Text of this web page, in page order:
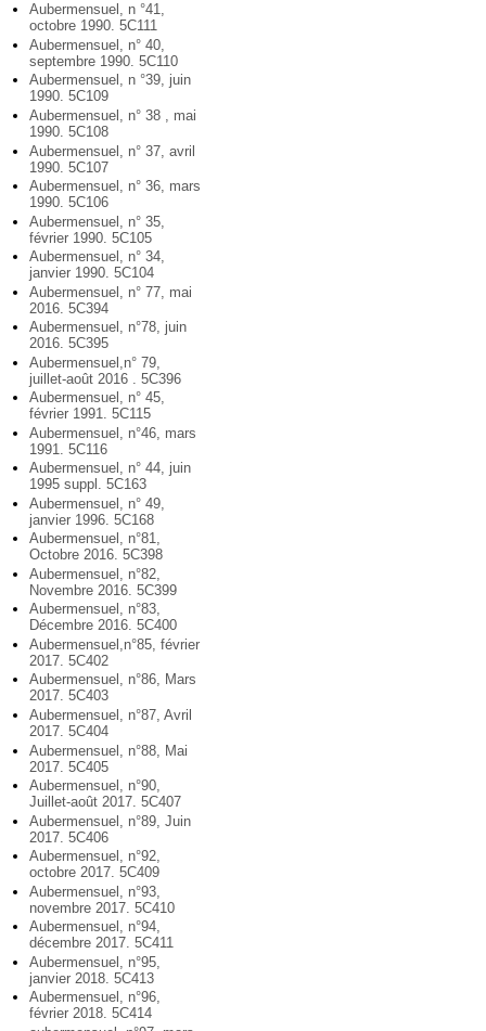
Aubermensuel, n °41,
octobre 1990. 5C111
Aubermensuel, n° 40,
septembre 1990. 5C110
Aubermensuel, n °39, juin
1990. 5C109
Aubermensuel, n° 38 , mai
1990. 5C108
Aubermensuel, n° 37, avril
1990. 5C107
Aubermensuel, n° 36, mars
1990. 5C106
Aubermensuel, n° 35,
février 1990. 5C105
Aubermensuel, n° 34,
janvier 1990. 5C104
Aubermensuel, n° 77, mai
2016. 5C394
Aubermensuel, n°78, juin
2016. 5C395
Aubermensuel,n° 79,
juillet-août 2016 . 5C396
Aubermensuel, n° 45,
février 1991. 5C115
Aubermensuel, n°46, mars
1991. 5C116
Aubermensuel, n° 44, juin
1995 suppl. 5C163
Aubermensuel, n° 49,
janvier 1996. 5C168
Aubermensuel, n°81,
Octobre 2016. 5C398
Aubermensuel, n°82,
Novembre 2016. 5C399
Aubermensuel, n°83,
Décembre 2016. 5C400
Aubermensuel,n°85, février
2017. 5C402
Aubermensuel, n°86, Mars
2017. 5C403
Aubermensuel, n°87, Avril
2017. 5C404
Aubermensuel, n°88, Mai
2017. 5C405
Aubermensuel, n°90,
Juillet-août 2017. 5C407
Aubermensuel, n°89, Juin
2017. 5C406
Aubermensuel, n°92,
octobre 2017. 5C409
Aubermensuel, n°93,
novembre 2017. 5C410
Aubermensuel, n°94,
décembre 2017. 5C411
Aubermensuel, n°95,
janvier 2018. 5C413
Aubermensuel, n°96,
février 2018. 5C414